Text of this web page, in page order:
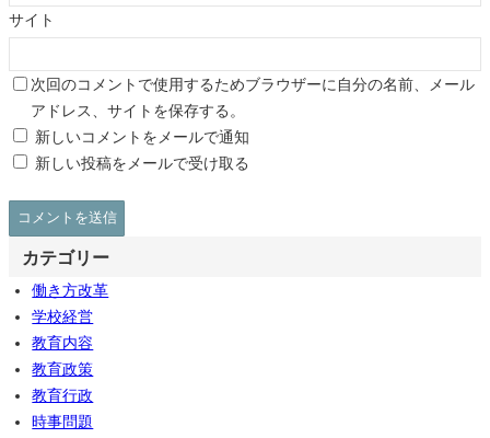
サイト
次回のコメントで使用するためブラウザーに自分の名前、メール
アドレス、サイトを保存する。
新しいコメントをメールで通知
新しい投稿をメールで受け取る
カテゴリー
働き方改革
学校経営
教育内容
教育政策
教育行政
時事問題